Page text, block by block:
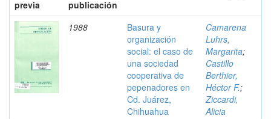
previa
publicación
1988
Basura y
organización
social: el caso de
una sociedad
cooperativa de
pepenadores en
Cd. Juárez,
Chihuahua
Camarena
Luhrs,
Margarita;
Castillo
Berthier,
Héctor F.;
Ziccardi,
Alicia